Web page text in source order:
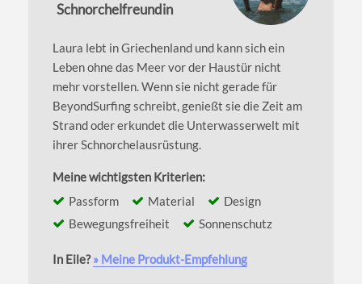
Schnorchelfreundin
Laura lebt in Griechenland und kann sich ein
Leben ohne das Meer vor der Haustür nicht
mehr vorstellen. Wenn sie nicht gerade für
BeyondSurfing schreibt, genießt sie die Zeit am
Strand oder erkundet die Unterwasserwelt mit
ihrer Schnorchelausrüstung.
Meine wichtigsten Kriterien:
Passform
Material
Design
Bewegungsfreiheit
Sonnenschutz
In Eile?» Meine Produkt-Empfehlung